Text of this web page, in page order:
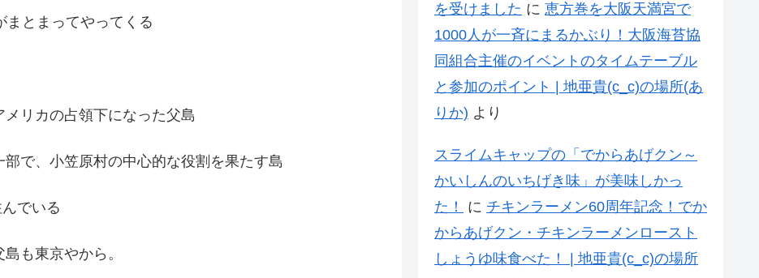
まとまってやってくる
リカの占領下になった父島
で、小笠原村の中心的な役割を果たす島
でいる
も東京やから。
を受けました に 恵方巻を大阪天満宮で
1000人が一斉にまるかぶり！大阪海苔協
同組合主催のイベントのタイムテーブル
と参加のポイント | 地亜貴(c_c)の場所(あ
りか) より
スライムキャップの「でからあげクン～
かいしんのいちげき味」が美味しかっ
た！
に チキンラーメン60周年記念！でか
からあげクン・チキンラーメンロースト
しょうゆ味食べた！ | 地亜貴(c_c)の場所